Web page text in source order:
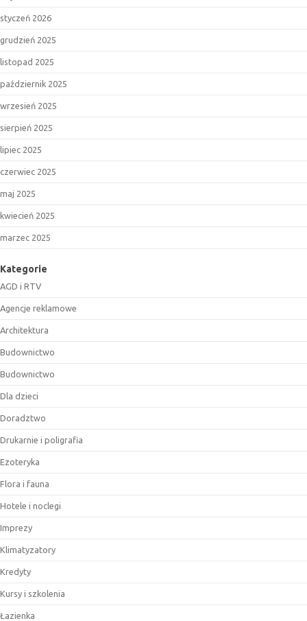
styczeń 2026
grudzień 2025
listopad 2025
październik 2025
wrzesień 2025
sierpień 2025
lipiec 2025
czerwiec 2025
maj 2025
kwiecień 2025
marzec 2025
Kategorie
AGD i RTV
Agencje reklamowe
Architektura
Budownictwo
Budownictwo
Dla dzieci
Doradztwo
Drukarnie i poligrafia
Ezoteryka
Flora i fauna
Hotele i noclegi
Imprezy
Klimatyzatory
Kredyty
Kursy i szkolenia
Łazienka